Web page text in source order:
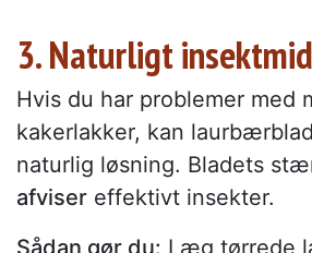
3. Naturligt
Hvis du har problemer med
kakerlakker, kan
naturlig løsning. Bladets
afviser effektivt insekter.
Sådan gør du: Læg tørrede